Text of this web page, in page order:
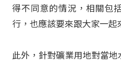
得不同意的情況，相關包
行，也應該要來跟大家一起
此外，針對礦業用地對當